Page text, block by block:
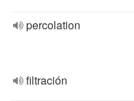
percolation
filtración